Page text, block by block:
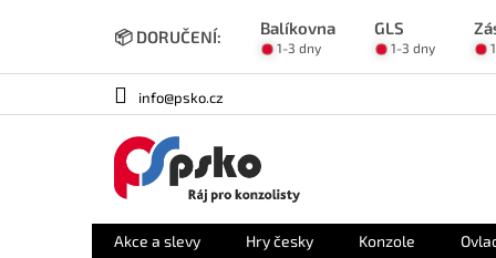
📦 DORUČENÍ: Balíkovna GLS
1-3 dny 1-3 dny
info@psko.cz
Akce a slevy Hry česky Konzole